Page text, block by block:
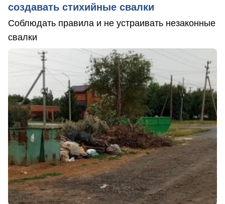
создавать стихийные свалки
Соблюдать правила и не устраивать незаконные
свалки